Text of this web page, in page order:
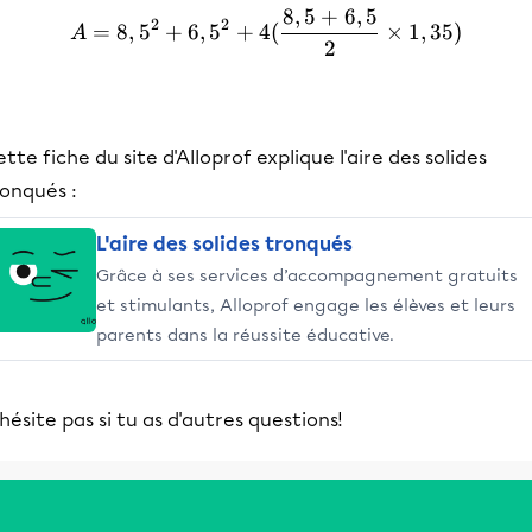
A = 8,5^2 + 6,5^2 +
A = 8, 52 + 6, 52 + 4(
2
8, 5 + 6, 5
× 1, 35)
fiche du site d'Alloprof explique l'aire des solides
:
L'aire des solides tronqués
Grâce à ses services d’accompagnement gratuits
et stimulants, Alloprof engage les élèves et leurs
parents dans la réussite éducative.
pas si tu as d'autres questions!